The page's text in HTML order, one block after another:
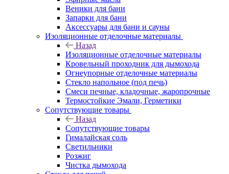
Веники для бани
Запарки для бани
Аксессуары для бани и сауны
Изоляционные отделочные материалы
Назад
Изоляционные отделочные материалы
Кровельный проходник для дымохода
Огнеупорные отделочные материалы
Стекло напольное (под печь)
Смеси печные, кладочные, жаропрочные
Термостойкие Эмали, Герметики
Сопутствующие товары
Назад
Сопутствующие товары
Гималайская соль
Светильники
Розжиг
Чистка дымохода